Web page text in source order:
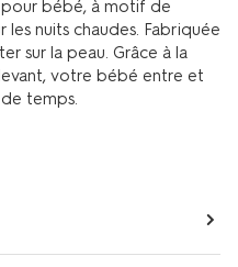
bébé, à motif de
nuits chaudes. Fabriquée
sur la peau. Grâce à la
votre bébé entre et
temps.